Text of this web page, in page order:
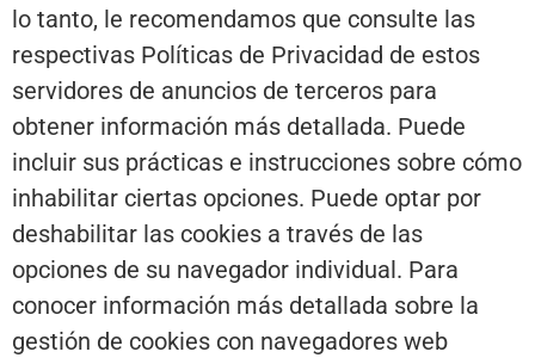
lo tanto, le recomendamos que consulte las
respectivas Políticas de Privacidad de estos
servidores de anuncios de terceros para
obtener información más detallada. Puede
incluir sus prácticas e instrucciones sobre cómo
inhabilitar ciertas opciones. Puede optar por
deshabilitar las cookies a través de las
opciones de su navegador individual. Para
conocer información más detallada sobre la
gestión de cookies con navegadores web